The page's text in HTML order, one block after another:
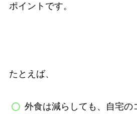
ポイントです。
たとえば、
外食は減らしても、自宅の